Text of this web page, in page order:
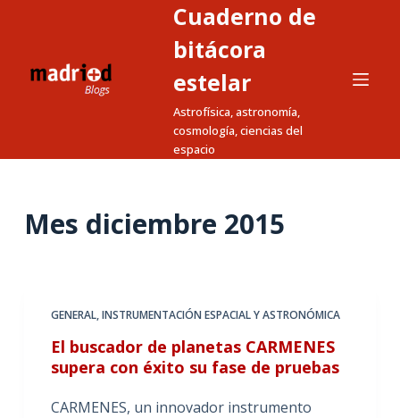
a
Cuaderno de
bitácora
estelar
Astrofísica, astronomía,
cosmología, ciencias del
espacio
Mes diciembre 2015
GENERAL,INSTRUMENTACIÓN ESPACIAL Y ASTRONÓMICA
El buscador de planetas CARMENES
supera con éxito su fase de pruebas
CARMENES, un innovador instrumento